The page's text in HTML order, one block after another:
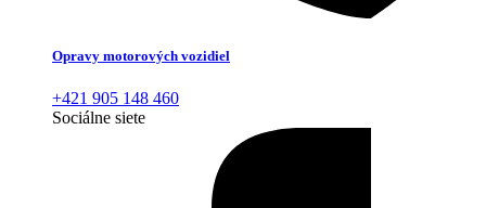
Opravy motorových vozidiel
+421 905 148 460
Sociálne siete